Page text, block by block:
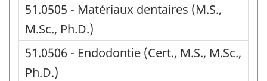
51.0505 - Matériaux dentaires (M.S.,
M.Sc., Ph.D.)
51.0506 - Endodontie (Cert., M.S., M.Sc.,
Ph.D.)